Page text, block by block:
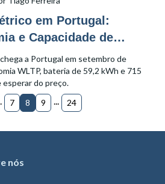
em Portugal:
e Capacidade de
a Portugal em setembro de
WLTP, bateria de 59,2 kWh e 715
esperar do preço.
7 8 9 ... 24
nós